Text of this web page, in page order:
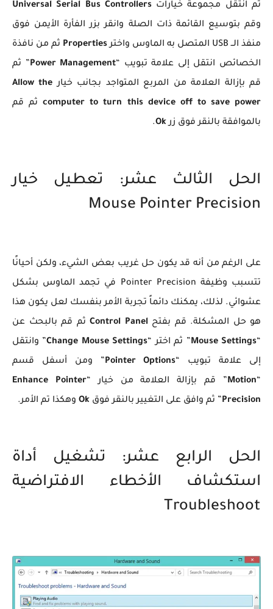
ثم انتقل مجموعة خياراتUniversal Serial Bus Controllers
وقم بتوسيع القائمة ذات الصلة وانقر بزر الفأرة الأيمن فوق
منفذ الــ USB المتصل به الماوس واختر
Properties ثم من نافذة
الخصائص انتقل إلى علامة تبويب “Power Management” ثم
قم بإزالة العلامة من المربع المتواجد بجانب خيار Allow the
computer to turn this device off to save powerثم قم
بالموافقة بالنقر فوق زرOk
.
الحل الثالث عشر: تعطيل خيار
Mouse Pointer Precision
على الرغم من أنه قد يكون حل غريب بعض الشيء، ولكن أحيانًا
تتسبب وظيفة Pointer Precision في تجمد الماوس بشكل
عشوائي. لذلك، يمكنك دائماً تجربة الأمر بنفسك لعل يكون هذا
هو حل المشكلة. قم بفتحControl Panel ثم قم بالبحث عن
“
Mouse Settings” ثم اختر “Change Mouse Settings” وانتقل
إلى علامة تبويب “Pointer Options” ومن أسفل قسم
“
Motion” قم بإزالة العلامة من خيار “Enhance Pointer
Precision” ثم وافق على التغيير بالنقر فوق Ok وهكذا تم الأمر.
الحل الرابع عشر: تشغيل أداة
استكشاف الأخطاء الافتراضية
Troubleshoot